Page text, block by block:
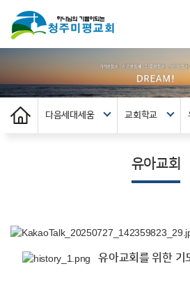
다음세대세움 교회학교
유아교회
유아교회를 위한 기